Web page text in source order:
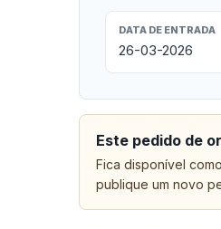
DATA DE ENTRADA
26-03-2026
Este pedido de
Fica disponível
publique um novo